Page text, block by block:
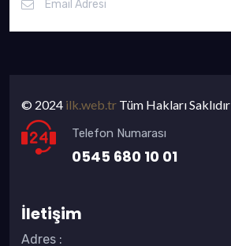
© 2024 ilk.web.tr Tüm Hakları Saklıdır
Telefon Numarası
0545 680 10 01
İletişim
Adres :